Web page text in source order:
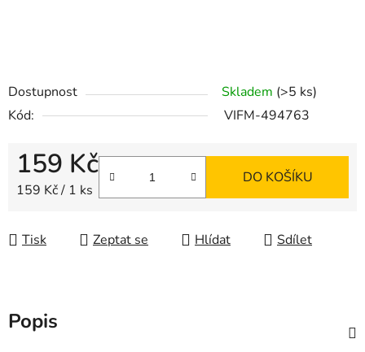
Dostupnost Skladem (>5 ks)
Kód:
VIFM-494763
159 Kč
Měrná cena:
159 Kč / 1 ks
DO KOŠÍKU
Tisk Zeptat se Hlídat Sdílet
Popis